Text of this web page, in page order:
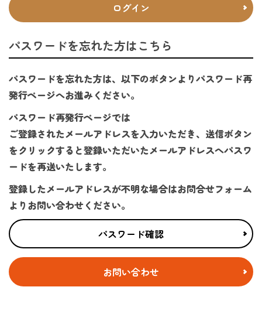
ログイン
パスワードを忘れた方はこちら
パスワードを忘れた方は、以下のボタンよりパスワード再
発行ページへお進みください。
パスワード再発行ページでは
ご登録されたメールアドレスを入力いただき、送信ボタン
をクリックすると登録いただいたメールアドレスへパスワ
ードを再送いたします。
登録したメールアドレスが不明な場合はお問合せフォーム
よりお問い合わせください。
パスワード確認
お問い合わせ